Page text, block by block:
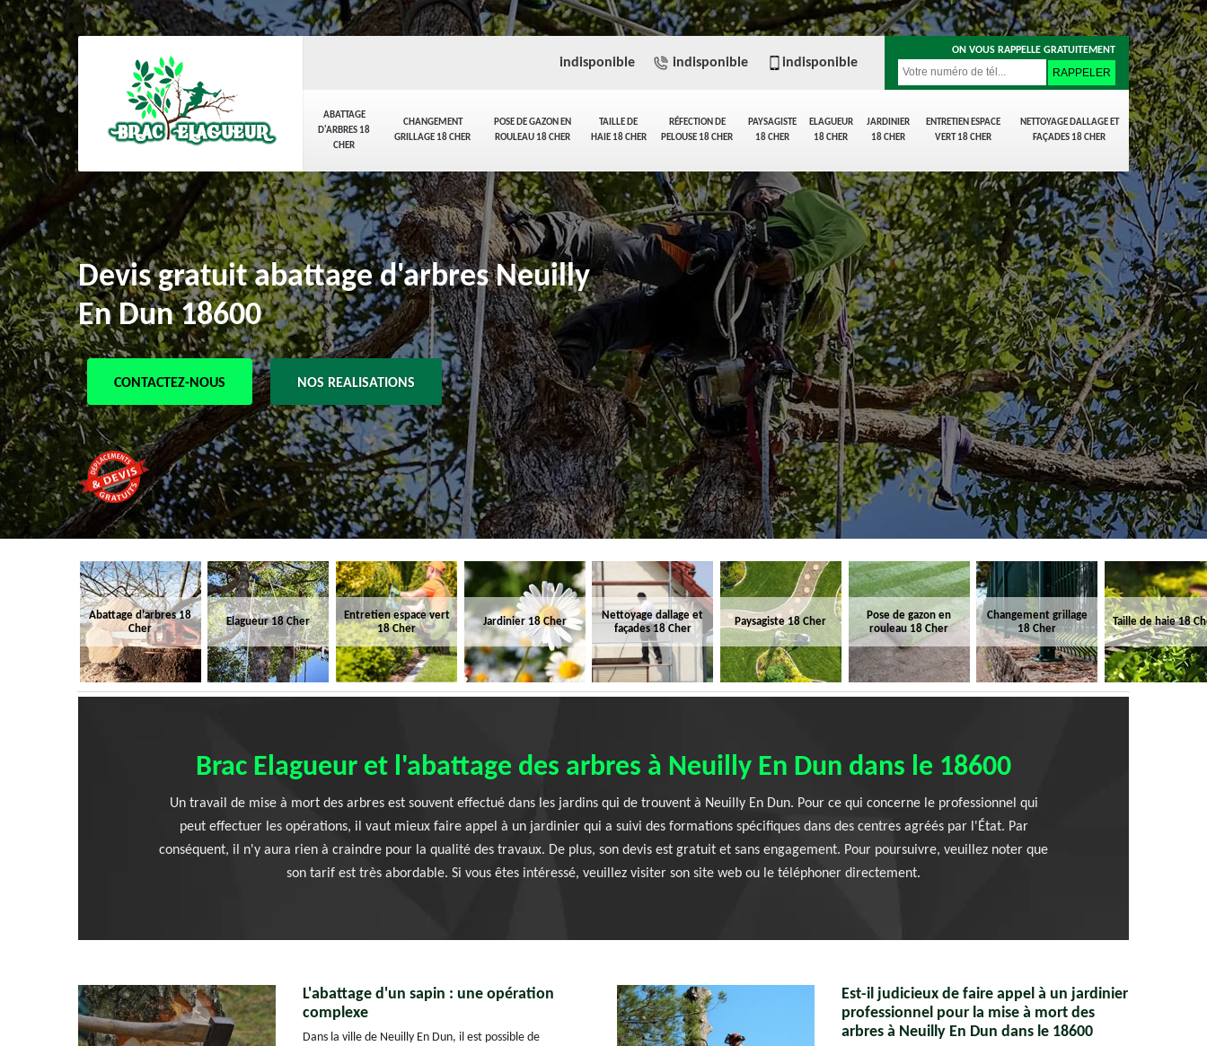
ABATTAGE
D'ARBRES 18
CHER
CHANGEMENT
GRILLAGE 18 CHER
POSE DE GAZON EN
ROULEAU 18 CHER
TAILLE DE
HAIE 18 CHER
RÉFECTION DE
PELOUSE 18 CHER
PAYSAGISTE
18 CHER
ELAGUEUR
18 CHER
JARDINIER
18 CHER
ENTRETIEN ESPACE
VERT 18 CHER
NETTOYAGE DALLAGE ET
FAÇADES 18 CHER
indisponible indisponible indisponible
ON VOUS RAPPELLE GRATUITEMENT
Devis gratuit abattage d'arbres Neuilly
En Dun 18600
CONTACTEZ-NOUS NOS REALISATIONS
Abattage d'arbres 18
Cher
Elagueur 18 Cher
Entretien espace vert
18 Cher
Jardinier 18 Cher
Nettoyage dallage et
façades 18 Cher
Paysagiste 18 Cher
Pose de gazon en
rouleau 18 Cher
Changement grillage
18 Cher
Taille de haie 18
Brac Elagueur et l'abattage des arbres à Neuilly En Dun dans le 18600
Un travail de mise à mort des arbres est souvent effectué dans les jardins qui de trouvent à Neuilly En Dun. Pour ce qui concerne le professionnel qui
peut effectuer les opérations, il vaut mieux faire appel à un jardinier qui a suivi des formations spécifiques dans des centres agréés par l'État. Par
conséquent, il n'y aura rien à craindre pour la qualité des travaux. De plus, son devis est gratuit et sans engagement. Pour poursuivre, veuillez noter que
son tarif est très abordable. Si vous êtes intéressé, veuillez visiter son site web ou le téléphoner directement.
L'abattage d'un sapin : une opération
complexe
Dans la ville de Neuilly En Dun, il est possible de
Est-il judicieux de faire appel à un jardinier
professionnel pour la mise à mort des
arbres à Neuilly En Dun dans le 18600